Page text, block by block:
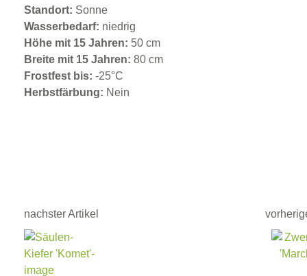
Standort: Sonne
Wasserbedarf: niedrig
Höhe mit 15 Jahren: 50 cm
Breite mit 15 Jahren: 80 cm
Frostfest bis: -25°C
Herbstfärbung: Nein
nachster Artikel